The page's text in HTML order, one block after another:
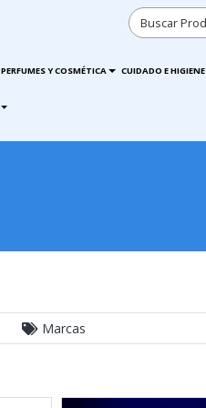
PERFUMES Y COSMÉTICA CUIDADO E HIGIENE
Marcas